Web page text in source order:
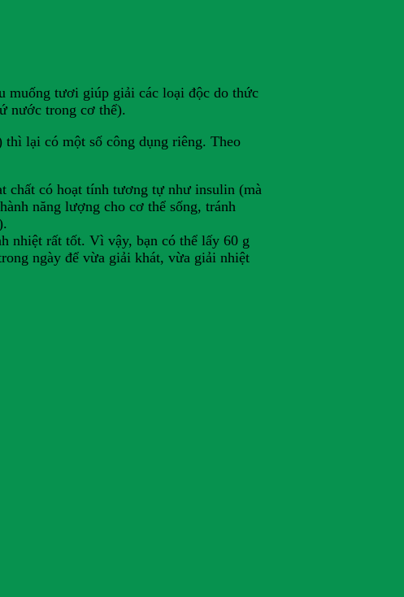
muống tươi giúp giải các loại độc do thức
nước trong cơ thể).
lại có một số công dụng riêng. Theo
chất có hoạt tính tương tự như insulin (mà
năng lượng cho cơ thể sống, tránh
nhiệt rất tốt. Vì vậy, bạn có thể lấy 60 g
ngày để vừa giải khát, vừa giải nhiệt